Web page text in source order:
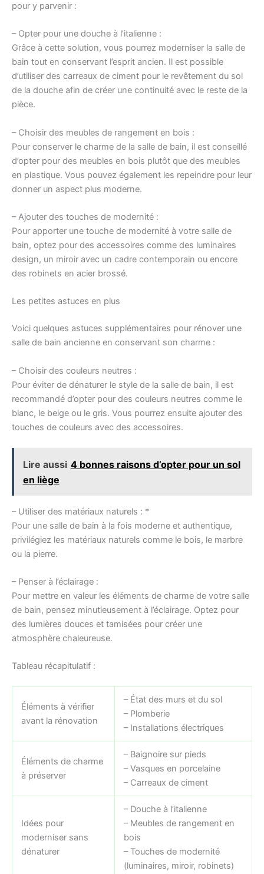
pour y parvenir :
– Opter pour une douche à l’italienne :
Grâce à cette solution, vous pourrez moderniser la salle de
bain tout en conservant l’esprit ancien. Il est possible
d’utiliser des carreaux de ciment pour le revêtement du sol
de la douche afin de créer une continuité avec le reste de la
pièce.
– Choisir des meubles de rangement en bois :
Pour conserver le charme de la salle de bain, il est conseillé
d’opter pour des meubles en bois plutôt que des meubles
en plastique. Vous pouvez également les repeindre pour leur
donner un aspect plus moderne.
– Ajouter des touches de modernité :
Pour apporter une touche de modernité à votre salle de
bain, optez pour des accessoires comme des luminaires
design, un miroir avec un cadre contemporain ou encore
des robinets en acier brossé.
Les petites astuces en plus
Voici quelques astuces supplémentaires pour rénover une
salle de bain ancienne en conservant son charme :
– Choisir des couleurs neutres :
Pour éviter de dénaturer le style de la salle de bain, il est
recommandé d’opter pour des couleurs neutres comme le
blanc, le beige ou le gris. Vous pourrez ensuite ajouter des
touches de couleurs avec des accessoires.
Lire aussi 4 bonnes raisons d’opter pour un sol
en liège
– Utiliser des matériaux naturels : *
Pour une salle de bain à la fois moderne et authentique,
privilégiez les matériaux naturels comme le bois, le marbre
ou la pierre.
– Penser à l’éclairage :
Pour mettre en valeur les éléments de charme de votre salle
de bain, pensez minutieusement à l’éclairage. Optez pour
des lumières douces et tamisées pour créer une
atmosphère chaleureuse.
Tableau récapitulatif :
Éléments à vérifier
avant la rénovation
– État des murs et du sol
– Plomberie
– Installations électriques
Éléments de charme
à préserver
– Baignoire sur pieds
– Vasques en porcelaine
– Carreaux de ciment
Idées pour
moderniser sans
dénaturer
– Douche à l’italienne
– Meubles de rangement en
bois
– Touches de modernité
(luminaires, miroir, robinets)